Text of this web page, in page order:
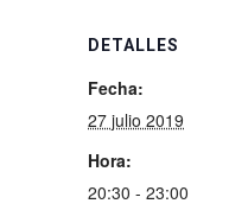
DETALLES
Fecha:
27 julio 2019
Hora:
20:30 - 23:00